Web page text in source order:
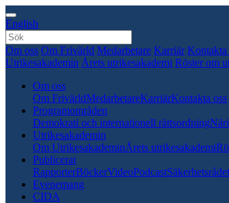
English
Om oss Om Frivärld Medarbetare Karriär Kontakta
Utrikesakademin Årets utrikesakademi Röster om
Om oss
Om FrivärldMedarbetareKarriärKontakta oss
Programområden
Demokrati och internationell rättsordning
Utrikesakademin
Om UtrikesakademinÅrets utrikesakademi
Publicerat
RapporterBöckerVideoPodcastSäkerhetsrådet
Evenemang
CIDA